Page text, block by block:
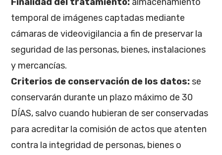
temporal de imágenes captadas mediante
cámaras de videovigilancia a fin de preservar la
seguridad de las personas, bienes, instalaciones
y mercancías.
Criterios de conservación de los datos:se
conservarán durante un plazo máximo de 30
DÍAS, salvo cuando hubieran de ser conservadas
para acreditar la comisión de actos que atenten
contra la integridad de personas, bienes o